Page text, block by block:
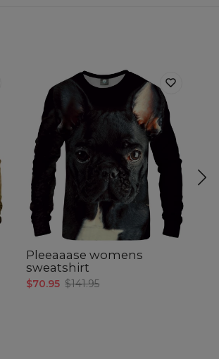
Pleeaaase womens
sweatshirt
$70.95 $141.95